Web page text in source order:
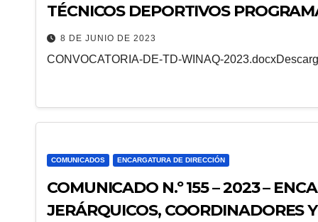
TÉCNICOS DEPORTIVOS
CRONOGRAMA DEL PROCESO
8 DE JUNIO DE 2023
CONVOCATORIA-DE-TD-WINAQ-
COMUNICADOS ENCARGATURA DE DIRECCIÓN
COMUNICADO N.º 155 – 2023 –
JERÁRQUICOS, COORDINADORES